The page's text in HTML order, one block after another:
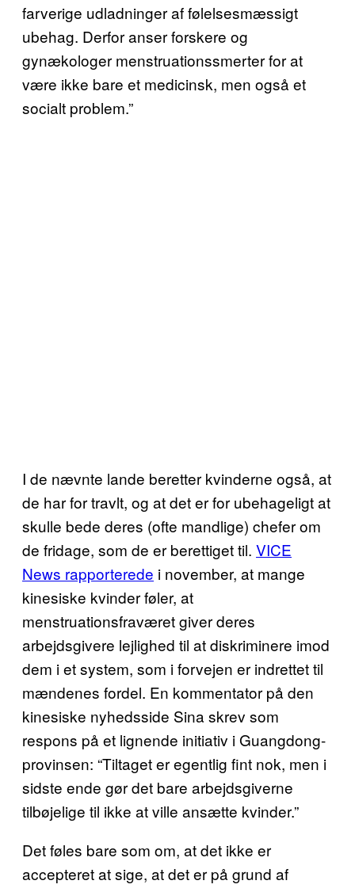
farverige udladninger af følelsesmæssigt
ubehag. Derfor anser forskere og
gynækologer menstruationssmerter for at
være ikke bare et medicinsk, men også et
socialt problem.”
I de nævnte lande beretter kvinderne også, at
de har for travlt, og at det er for ubehageligt at
skulle bede deres (ofte mandlige) chefer om
de fridage, som de er berettiget til. VICE
News rapporterede i november, at mange
kinesiske kvinder føler, at
menstruationsfraværet giver deres
arbejdsgivere lejlighed til at diskriminere imod
dem i et system, som i forvejen er indrettet til
mændenes fordel. En kommentator på den
kinesiske nyhedsside Sina skrev som
respons på et lignende initiativ i Guangdong-
provinsen: “Tiltaget er egentlig fint nok, men i
sidste ende gør det bare arbejdsgiverne
tilbøjelige til ikke at ville ansætte kvinder.”
Det føles bare som om, at det ikke er
accepteret at sige, at det er på grund af